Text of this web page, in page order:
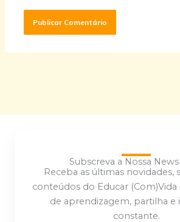
Subscreva a Nossa
Receba as últimas novidades,
conteúdos do Educar
de aprendizagem, partilha e
constante.